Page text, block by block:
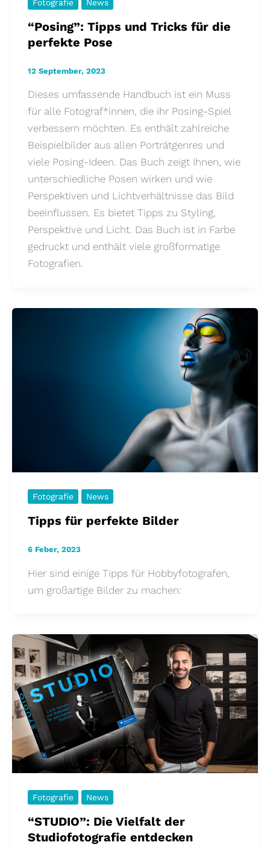
Fotografie News
“Posing”: Tipps und Tricks für die
perfekte Pose
12 September, 2023
Dieses umfassende Handbuch ist ein Muss
für alle Fotograf*innen, die ihr Posing-Spiel
verbessern möchten. Es enthält zahlreiche
Beispielbilder aus allen Porträtgenres und
viele Posing-Ideen. Das Buch zeigt Ihnen, wie
unterschiedliche Posen wirken und wie
Perspektiven und Lichtverhältnisse das Bild
beeinflussen. Es bietet Tipps zu Styling,
Perspektive und Licht. Das Buch ist in Farbe
gedruckt und enthält viele großformatige
Fotografien.
Fotografie News
Tipps für perfekte Bilder
6 Feber, 2023
Hier sind einige Tipps für Hobbyfotografen,
um großartige Bilder zu machen:
Fotografie News
“STUDIO”: Die Vielfalt der
Studiofotografie entdecken